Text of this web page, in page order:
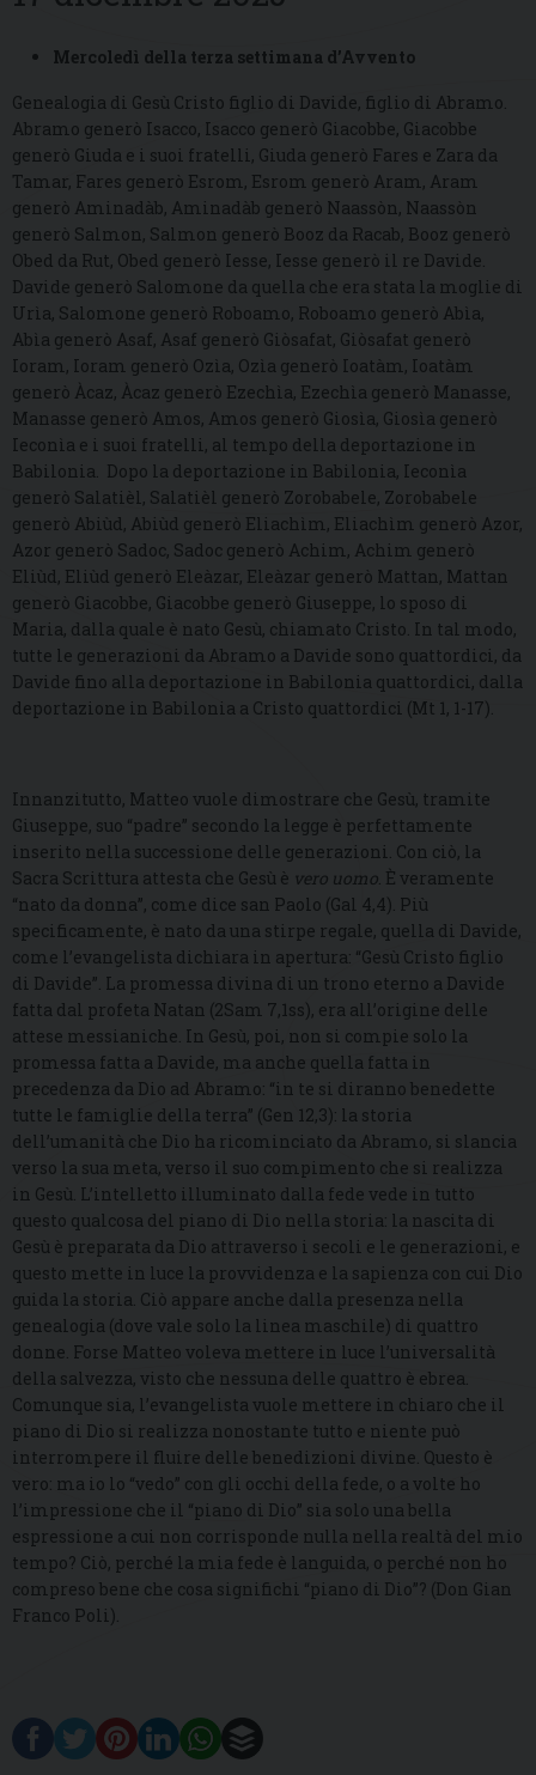
Mercoledì della terza settimana d’Avvento
Genealogia di Gesù Cristo figlio di Davide, figlio di Abramo.
Abramo generò Isacco, Isacco generò Giacobbe, Giacobbe
generò Giuda e i suoi fratelli, Giuda generò Fares e Zara da
Tamar, Fares generò Esrom, Esrom generò Aram, Aram
generò Aminadàb, Aminadàb generò Naassòn, Naassòn
generò Salmon, Salmon generò Booz da Racab, Booz generò
Obed da Rut, Obed generò Iesse, Iesse generò il re Davide.
Davide generò Salomone da quella che era stata la moglie di
Urìa, Salomone generò Roboamo, Roboamo generò Abìa,
Abìa generò Asaf, Asaf generò Giòsafat, Giòsafat generò
Ioram, Ioram generò Ozìa, Ozìa generò Ioatàm, Ioatàm
generò Àcaz, Àcaz generò Ezechìa, Ezechìa generò Manasse,
Manasse generò Amos, Amos generò Giosìa, Giosìa generò
Ieconìa e i suoi fratelli, al tempo della deportazione in
Babilonia. Dopo la deportazione in Babilonia, Ieconìa
generò Salatièl, Salatièl generò Zorobabele, Zorobabele
generò Abiùd, Abiùd generò Eliachìm, Eliachìm generò Azor,
Azor generò Sadoc, Sadoc generò Achim, Achim generò
Eliùd, Eliùd generò Eleàzar, Eleàzar generò Mattan, Mattan
generò Giacobbe, Giacobbe generò Giuseppe, lo sposo di
Maria, dalla quale è nato Gesù, chiamato Cristo. In tal modo,
tutte le generazioni da Abramo a Davide sono quattordici, da
Davide fino alla deportazione in Babilonia quattordici, dalla
deportazione in Babilonia a Cristo quattordici (Mt 1, 1-17).
Innanzitutto, Matteo vuole dimostrare che Gesù, tramite
Giuseppe, suo “padre” secondo la legge è perfettamente
inserito nella successione delle generazioni. Con ciò, la
Sacra Scrittura attesta che Gesù è vero uomo. È veramente
“nato da donna”, come dice san Paolo (Gal 4,4). Più
specificamente, è nato da una stirpe regale, quella di Davide,
come l’evangelista dichiara in apertura: “Gesù Cristo figlio
di Davide”. La promessa divina di un trono eterno a Davide
fatta dal profeta Natan (2Sam 7,1ss), era all’origine delle
attese messianiche. In Gesù, poi, non si compie solo la
promessa fatta a Davide, ma anche quella fatta in
precedenza da Dio ad Abramo: “in te si diranno benedette
tutte le famiglie della terra” (Gen 12,3): la storia
dell’umanità che Dio ha ricominciato da Abramo, si slancia
verso la sua meta, verso il suo compimento che si realizza
in Gesù. L’intelletto illuminato dalla fede vede in tutto
questo qualcosa del piano di Dio nella storia: la nascita di
Gesù è preparata da Dio attraverso i secoli e le generazioni, e
questo mette in luce la provvidenza e la sapienza con cui Dio
guida la storia. Ciò appare anche dalla presenza nella
genealogia (dove vale solo la linea maschile) di quattro
donne. Forse Matteo voleva mettere in luce l’universalità
della salvezza, visto che nessuna delle quattro è ebrea.
Comunque sia, l’evangelista vuole mettere in chiaro che il
piano di Dio si realizza nonostante tutto e niente può
interrompere il fluire delle benedizioni divine. Questo è
vero: ma io lo “vedo” con gli occhi della fede, o a volte ho
l’impressione che il “piano di Dio” sia solo una bella
espressione a cui non corrisponde nulla nella realtà del mio
tempo? Ciò, perché la mia fede è languida, o perché non ho
compreso bene che cosa significhi “piano di Dio”? (Don Gian
Franco Poli).